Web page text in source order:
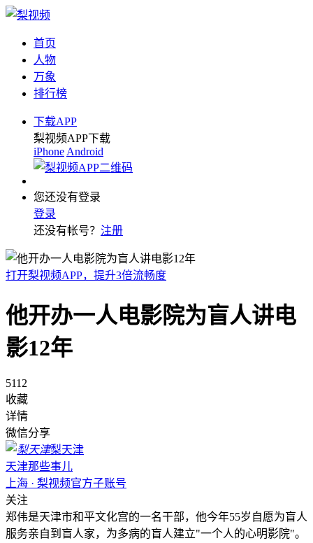
首页
人物
万象
排行榜
下载APP
梨视频APP下载
iPhone Android
您还没有登录
登录
还没有帐号？ 注册
打开梨视频APP，提升3倍流畅度
他开办一人电影院为盲人讲电
影12年
5112
收藏
详情
微信分享
梨天津
天津那些事儿
上海 · 梨视频官方子账号
关注
郑伟是天津市和平文化宫的一名干部，他今年55岁自愿为盲人
服务亲自到盲人家，为多病的盲人建立"一个人的心明影院"。